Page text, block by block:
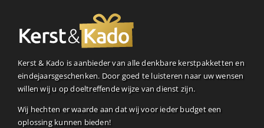
Kerst & Kado is aanbieder van alle denkbare kerstpakketten en
eindejaarsgeschenken. Door goed te luisteren naar uw wensen
willen wij u op doeltreffende wijze van dienst zijn.
Wij hechten er waarde aan dat wij voor ieder budget een
oplossing kunnen bieden!